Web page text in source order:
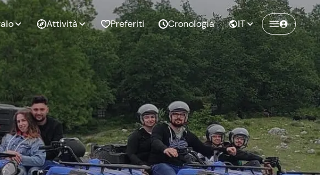
da
Esperienze di
coppia
Compleanno
Attività Preferiti Cronologia IT
Crea un account Freedome
Unisciti a una community di avventurieri
come te e colleziona ricordi indimenticabili!